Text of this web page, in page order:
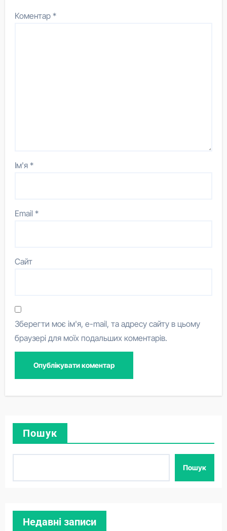
Коментар*
Ім'я*
Email*
Сайт
Зберегти моє ім'я, e-mail, та адресу сайту в цьому
браузері для моїх подальших коментарів.
Пошук
Пошук
Недавні записи